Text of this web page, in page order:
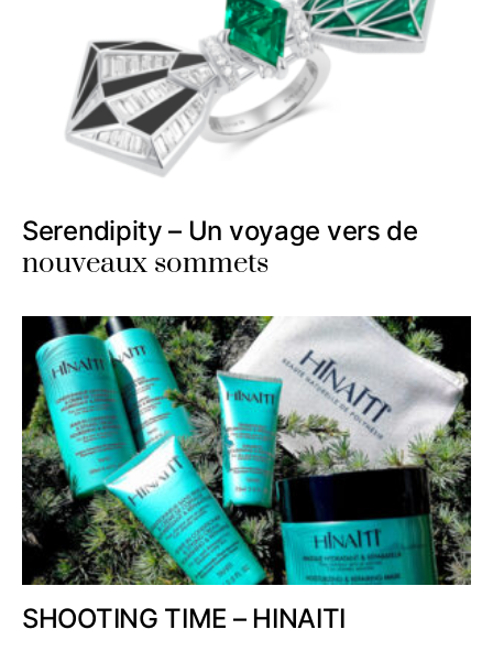
Serendipity – Un voyage vers de
nouveaux sommets
SHOOTING TIME – HINAITI